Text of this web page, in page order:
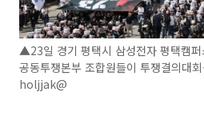
▲23일 경기 평택시 삼성전자 평택캠
공동투쟁본부 조합원들이 투쟁결의대
holjjak@